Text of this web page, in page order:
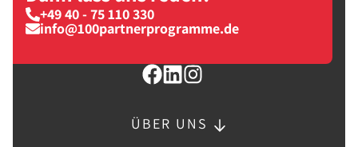
+49 40 - 75 110 330
info@100partnerprogramme.de
ÜBER UNS